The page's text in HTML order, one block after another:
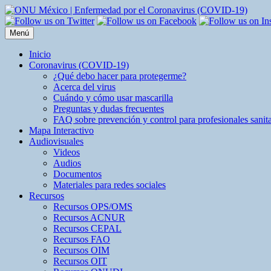
Saltar
al
contenido
Menú
Inicio
Coronavirus (COVID-19)
¿Qué debo hacer para protegerme?
Acerca del virus
Cuándo y cómo usar mascarilla
Preguntas y dudas frecuentes
FAQ sobre prevención y control para profesionales
Mapa Interactivo
Audiovisuales
Videos
Audios
Documentos
Materiales para redes sociales
Recursos
Recursos OPS/OMS
Recursos ACNUR
Recursos CEPAL
Recursos FAO
Recursos OIM
Recursos OIT